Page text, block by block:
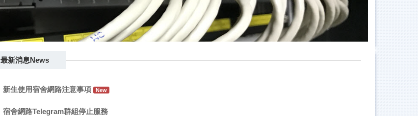
最新消息News
新生使用宿舍網路注意事項
宿舍網路Telegram群組停止服務